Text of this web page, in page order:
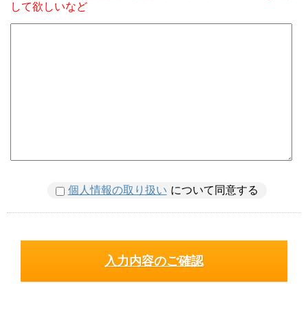
して欲しいなど
個人情報の取り扱い について同意する